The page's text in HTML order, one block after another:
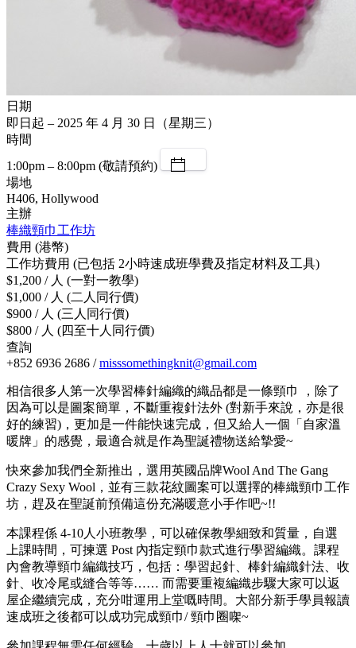
日期
即日起 – 2025 年 4 月 30 日（星期三）
時間
1:00pm – 8:00pm (敬請預約)
場地
H406, Hollywood
主辦
棒織頸巾工作坊
費用 (港幣)
工作坊費用 (已包括 2小時速成班學費及指定材料及工具)
$1,200 / 人 (一對一教學)
$1,000 / 人 (二人同行價)
$900 / 人 (三人同行價)
$800 / 人 (四至十人同行價)
查詢
+852 6936 2686 /misssomethingknit@gmail.com
相信很多人第一次學習棒針編織的織品都是一條頸巾 ，除了
因為可以是圖案簡單，不斷重複針法外 (對新手來說，亦是很
好的練習)，更加是一件能快速完成，但又給人一個「自家溫
暖牌」的感覺，最適合就是作為聖誕禮物送給摯愛~
快來參加我們全新推出，選用英國品牌Wool And The Gang
Crazy Sexy Wool，並有三款花紋圖案可以選擇的棒織頸巾工作
坊，趕及在聖誕前預備這份充滿暖意小手作吧~!!
本課程係 4-10人小班教學，可以確保教學細致和質量，自選
上課時間，可揀選 Post 內指定頸巾款式進行學習編織。課程
內會教導頸巾編織技巧，包括：學習起針、棒針編織針法、收
針、收冷尾或縫合等等…… 而需要重複編織步驟大家可以返
屋企繼續完成，充分咁運用上堂嘅時間。大部分新手學員報讀
速成班之後都可以成功完成頸巾/ 頸巾圈㗎~